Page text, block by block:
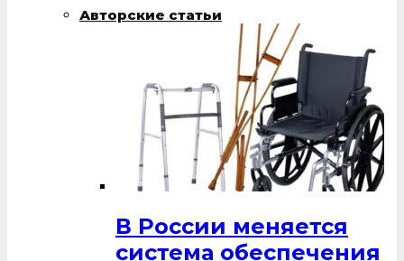
Авторские статьи
В России меняется
система обеспечения